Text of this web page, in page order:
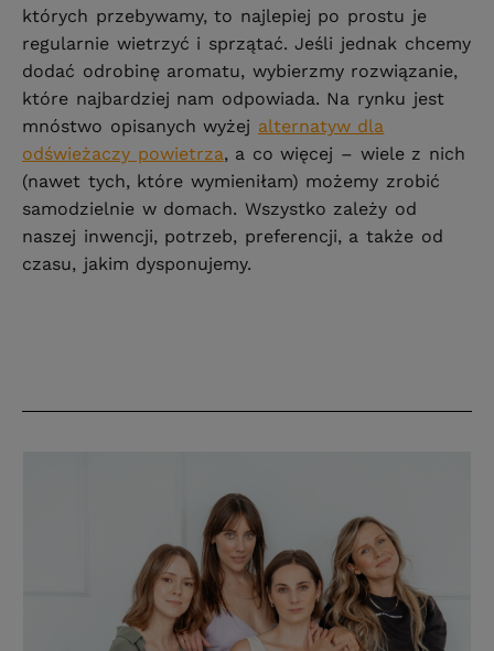
których przebywamy, to najlepiej po prostu je
regularnie wietrzyć i sprzątać. Jeśli jednak chcemy
dodać odrobinę aromatu, wybierzmy rozwiązanie,
które najbardziej nam odpowiada. Na rynku jest
mnóstwo opisanych wyżej alternatyw dla
odświeżaczy powietrza, a co więcej – wiele z nich
(nawet tych, które wymieniłam) możemy zrobić
samodzielnie w domach. Wszystko zależy od
naszej inwencji, potrzeb, preferencji, a także od
czasu, jakim dysponujemy.